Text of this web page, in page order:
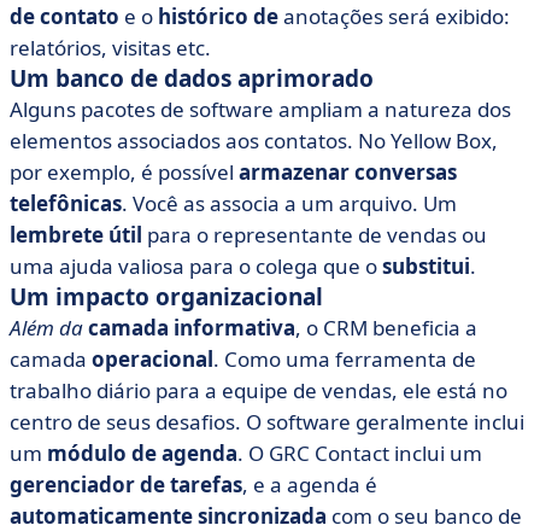
de contato e o histórico deanotações será exibido:
relatórios, visitas etc.
Um banco de dados aprimorado
Alguns pacotes de software ampliam a natureza dos
elementos associados aos contatos. No Yellow Box,
por exemplo, é possível armazenar conversas
telefônicas. Você as associa a um arquivo. Um
lembrete útil para o representante de vendas ou
uma ajuda valiosa para o colega que osubstitui.
Um impacto organizacional
Além dacamada informativa, o CRM beneficia a
camada operacional. Como uma ferramenta de
trabalho diário para a equipe de vendas, ele está no
centro de seus desafios. O software geralmente inclui
um módulo de agenda. O GRC Contact inclui um
gerenciador de tarefas, e a agenda é
automaticamente sincronizada com o seu banco de